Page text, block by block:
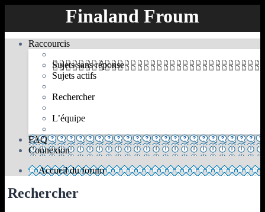
Finaland Froum
Raccourcis
Sujets sans réponse
Sujets actifs
Rechercher
L’équipe
FAQ
Connexion
Accueil du forum
Rechercher